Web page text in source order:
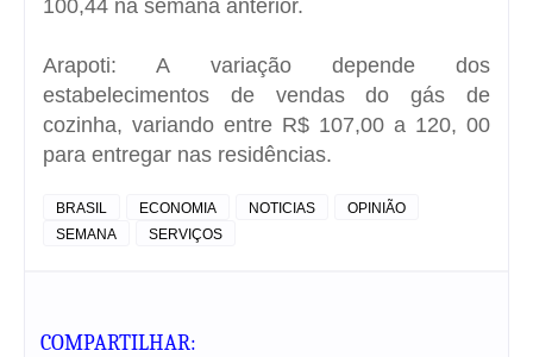
100,44 na semana anterior.
Arapoti: A variação depende dos
estabelecimentos de vendas do gás de
cozinha, variando entre R$ 107,00 a 120, 00
para entregar nas residências.
BRASIL ECONOMIA NOTICIAS
OPINIÃO
SEMANA
SERVIÇOS
COMPARTILHAR: